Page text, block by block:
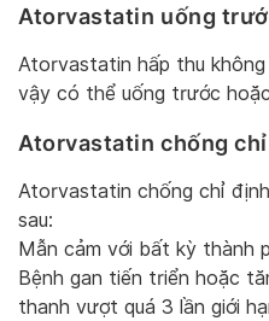
Atorvastatin uống
Atorvastatin hấp thu
vậy có thể uống trước
Atorvastatin chống
Atorvastatin chống chỉ
sau:
Mẫn cảm với bất kỳ thành
Bệnh gan tiến triển hoặc
thanh vượt quá 3 lần giới